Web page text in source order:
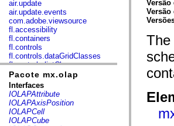
air.update
air.update.events
com.adobe.viewsource
fl.accessibility
fl.containers
fl.controls
fl.controls.dataGridClasses
fl.controls.listClasses
fl.controls.progressBarClasses
fl.core
fl.data
fl.display
fl.events
fl.ik
Pacote mx.olap
Interfaces
IOLAPAttribute
IOLAPAxisPosition
IOLAPCell
IOLAPCube
Versão
Versão
The